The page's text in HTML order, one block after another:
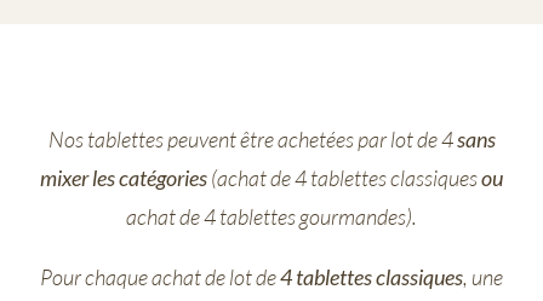
Saunion
Nos tablettes peuvent être achetées par lot de 4sans
mixer les catégories(achat de 4 tablettes classiquesou
achat de 4 tablettes gourmandes).
Pour chaque achat de lot de4 tablettes classiques, une